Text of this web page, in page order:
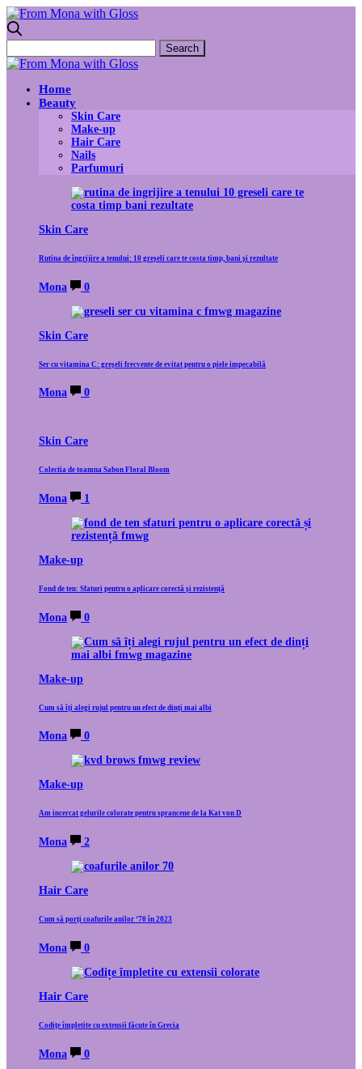
Home
Beauty
Skin Care
Make-up
Hair Care
Nails
Parfumuri
Skin Care
Rutina de îngrijire a tenului: 10 greșeli care te costa timp, bani și rezultate
Mona 0
Skin Care
Ser cu vitamina C: greșeli frecvente de evitat pentru o piele impecabilă
Mona 0
Skin Care
Colectia de toamna Sabon Floral Bloom
Mona 1
Make-up
Fond de ten: Sfaturi pentru o aplicare corectă și rezistență
Mona 0
Make-up
Cum să îți alegi rujul pentru un efect de dinți mai albi
Mona 0
Make-up
Am incercat gelurile colorate pentru sprancene de la Kat von D
Mona 2
Hair Care
Cum să porți coafurile anilor ‘70 în 2023
Mona 0
Hair Care
Codițe împletite cu extensii făcute în Grecia
Mona 0